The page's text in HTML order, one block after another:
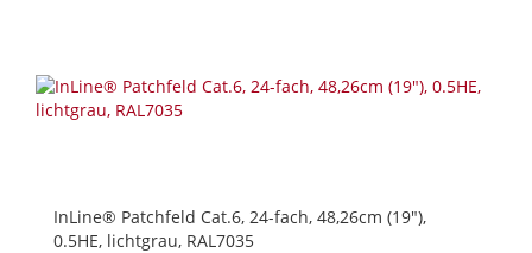
InLine® Patchfeld Cat.6, 24-fach, 48,26cm (19"),
0.5HE, lichtgrau, RAL7035